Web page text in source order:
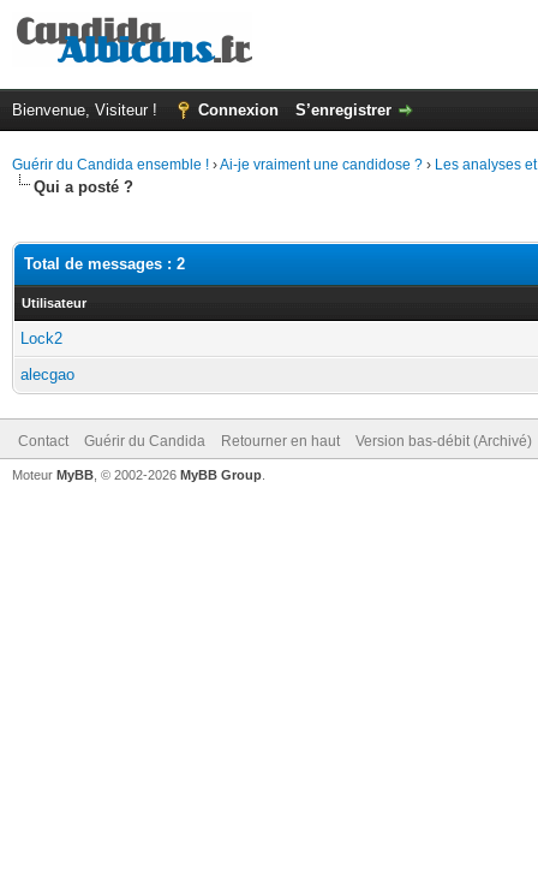
Bienvenue, Visiteur ! Connexion S’enregistrer
Guérir du Candida ensemble ! ›Ai-je vraiment une candidose ? › Les analyses
Qui a posté ?
Total de messages : 2
Utilisateur
Lock2
alecgao
Contact Guérir du Candida Retourner en haut Version bas-débit (Archivé)
Moteur MyBB , © 2002-2026 MyBB Group